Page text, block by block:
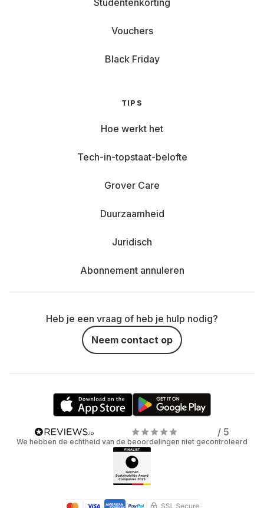
Studentenkorting
Vouchers
Black Friday
TIPS
Hoe werkt het
Tech-in-topstaat-belofte
Grover Care
Duurzaamheid
Juridisch
Abonnement annuleren
Heb je een vraag of heb je hulp nodig?
Neem contact op
/ 5
We hebben de echtheid van de beoordelingen niet gecontroleerd